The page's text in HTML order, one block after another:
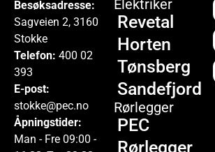
Besøksadresse:
Sagveien 2, 3160
Stokke
Telefon: 400 02
393
E-post:
stokke@pec.no
Åpningstider:
Man - Fre 09:00 -
Elektriker
Revetal
Horten
Tønsberg
Sandefjord
Rørlegger
PEC
Rørlegger